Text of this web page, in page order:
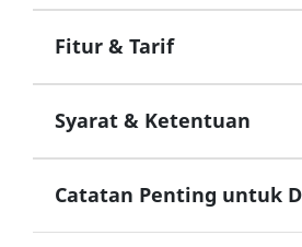
Fitur & Tarif
Syarat & Ketentuan
Catatan Penting untuk